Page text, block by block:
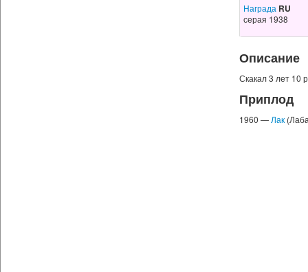
Награда RU
серая 1938
Описание
Скакал 3 лет 10
Приплод
1960 — Лак